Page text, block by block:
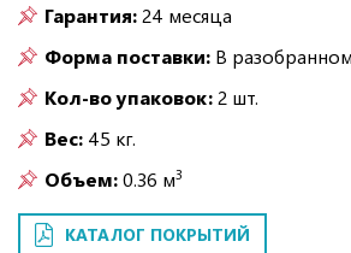
Гарантия:24 месяца
Форма поставки: В
Кол-во упаковок:2 шт.
Вес: 45 кг.
Объем:0.36 м3
КАТАЛОГ ПОКРЫТИЙ